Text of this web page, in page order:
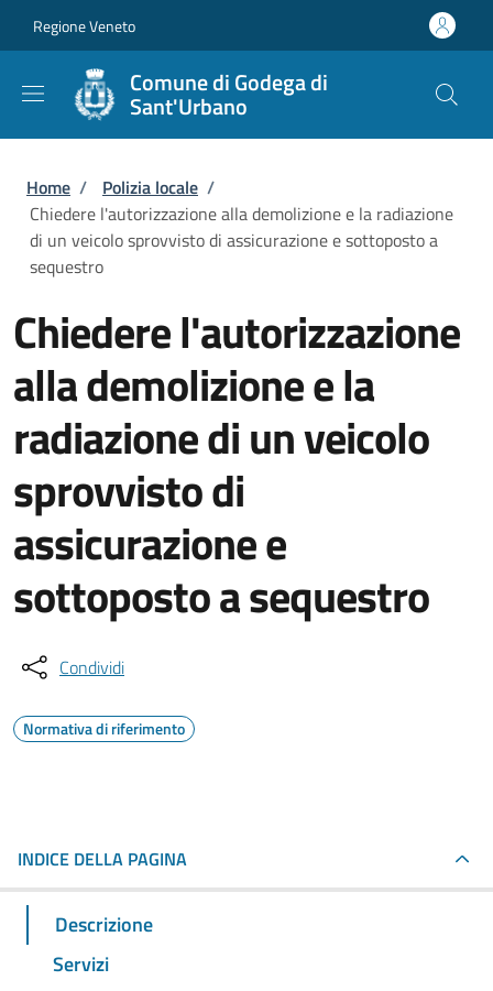
Regione Veneto
Comune di Godega di
Sant'Urbano
Briciole di pane
Home / Polizia locale /
Chiedere l'autorizzazione alla demolizione e la radiazione
di un veicolo sprovvisto di assicurazione e sottoposto a
sequestro
Chiedere l'autorizzazione
alla demolizione e la
radiazione di un veicolo
sprovvisto di
assicurazione e
sottoposto a sequestro
Condividi
Normativa di riferimento
INDICE DELLA PAGINA
Descrizione
Servizi